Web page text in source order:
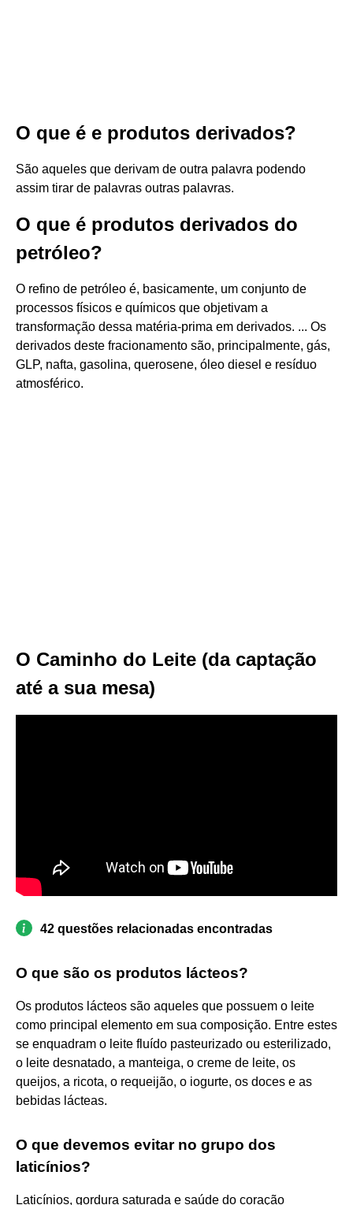
O que é e produtos derivados?
São aqueles que derivam de outra palavra podendo
assim tirar de palavras outras palavras.
O que é produtos derivados do
petróleo?
O refino de petróleo é, basicamente, um conjunto de
processos físicos e químicos que objetivam a
transformação dessa matéria-prima em derivados. ... Os
derivados deste fracionamento são, principalmente, gás,
GLP, nafta, gasolina, querosene, óleo diesel e resíduo
atmosférico.
O Caminho do Leite (da captação
até a sua mesa)
42 questões relacionadas encontradas
O que são os produtos lácteos?
Os produtos lácteos são aqueles que possuem o leite
como principal elemento em sua composição. Entre estes
se enquadram o leite fluído pasteurizado ou esterilizado,
o leite desnatado, a manteiga, o creme de leite, os
queijos, a ricota, o requeijão, o iogurte, os doces e as
bebidas lácteas.
O que devemos evitar no grupo dos
laticínios?
Laticínios, gordura saturada e saúde do coração